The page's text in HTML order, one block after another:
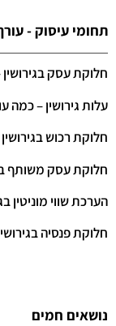
תחומי עיסוק - עורך
חלוקת עסק בגירושין –
עלות גירושין – כמה
חלוקת רכוש בגירושין
חלוקת עסק משותף
הערכת שווי מוניטין
חלוקת פנסיה
נושאים חמים